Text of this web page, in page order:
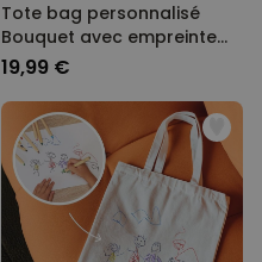
Tote bag personnalisé
Bouquet avec empreinte
de main
19,99 €